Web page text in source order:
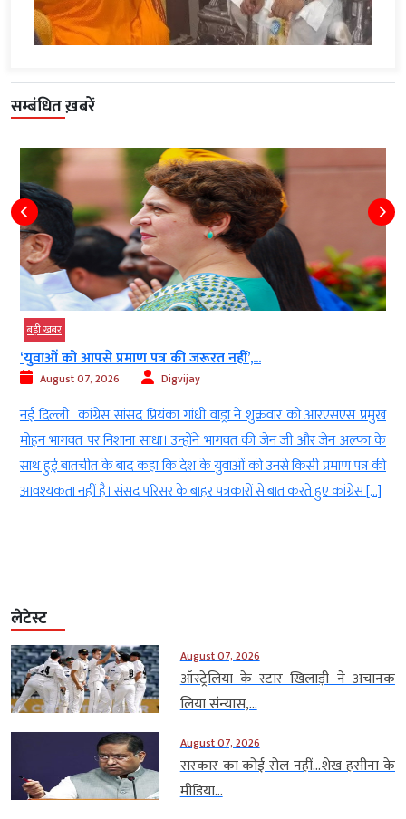
सम्बंधित ख़बरें
बड़ी खबर
‘युवाओं को आपसे प्रमाण पत्र की जरूरत नहीं’,...
August 07, 2026 Digvijay
नई दिल्ली। कांग्रेस सांसद प्रियंका गांधी वाड्रा ने शुक्रवार को आरएसएस प्रमुख
मोहन भागवत पर निशाना साधा। उन्होंने भागवत की जेन जी और जेन अल्फा के
साथ हुई बातचीत के बाद कहा कि देश के युवाओं को उनसे किसी प्रमाण पत्र की
आवश्यकता नहीं है। संसद परिसर के बाहर पत्रकारों से बात करते हुए कांग्रेस […]
लेटेस्ट
August 07, 2026
ऑस्ट्रेलिया के स्टार खिलाड़ी ने अचानक
लिया संन्यास,...
August 07, 2026
सरकार का कोई रोल नहीं…शेख हसीना के
मीडिया...